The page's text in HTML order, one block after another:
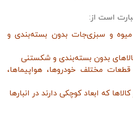
است از:
و سبزی‌جات بدون بسته‌بندی و
بدون بسته‌بندی و شکستنی
مختلف خودروها، هواپیماها،
که ابعاد کوچکی دارند در انبارها